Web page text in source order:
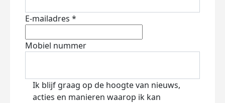
E-mailadres *
Mobiel nummer
Ik blijf graag op de hoogte van nieuws,
acties en manieren waarop ik kan